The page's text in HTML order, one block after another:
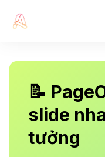
📝
slide
tưởng